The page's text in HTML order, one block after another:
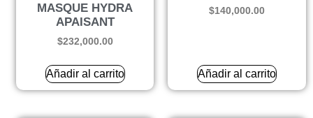
MASQUE HYDRA
APAISANT
$232,000.00
Añadir al carrito
$140,000.00
Añadir al carrito